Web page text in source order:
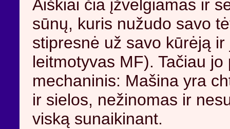
Aiškiai čia įžvelgiamas ir
sūnų, kuris nužudo savo
stipresnė už savo kūrėją
leitmotyvas MF). Tačiau
mechaninis: Mašina yra
ir sielos, nežinomas ir
viską sunaikinant.